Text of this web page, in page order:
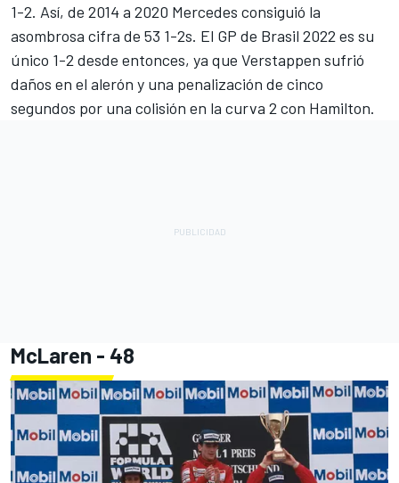
1-2. Así, de 2014 a 2020 Mercedes consiguió la
asombrosa cifra de 53 1-2s. El GP de Brasil 2022 es su
único 1-2 desde entonces, ya que Verstappen sufrió
daños en el alerón y una penalización de cinco
segundos por una colisión en la curva 2 con Hamilton.
McLaren - 48